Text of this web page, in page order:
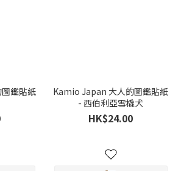
鑑貼紙
Kamio Japan 大人的圖鑑貼紙
- 西伯利亞雪橇犬
HK$24.00